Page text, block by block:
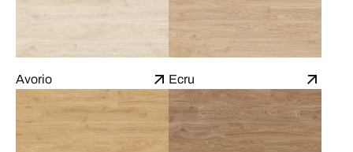
Avorio Ecru